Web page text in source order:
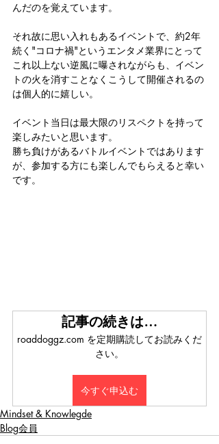
んだのを覚えています。
それ故に思い入れもあるイベントで、約2年
続く"コロナ禍"というエンタメ業界にとって
これ以上ない逆風に曝されながらも、イベン
トの火を消すことなくこうして開催されるの
は個人的に嬉しい。
イベント当日は最大限のリスペクトを持って
楽しみたいと思います。
勝ち負けがあるバトルイベントではあります
が、参加する方にも楽しんでもらえると幸い
です。
記事の続きは…
roaddoggz.com を定期購読してお読みくだ
さい。
今すぐ申込む
Mindset & Knowlegde
Blog会員